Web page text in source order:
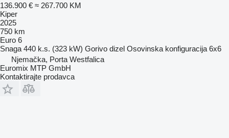
136.900 € ≈ 267.700 KM
Kiper
2025
750 km
Euro 6
Snaga 440 k.s. (323 kW) Gorivo dizel Osovinska konfiguracija 6x6
Njemačka, Porta Westfalica
Euromix MTP GmbH
Kontaktirajte prodavca